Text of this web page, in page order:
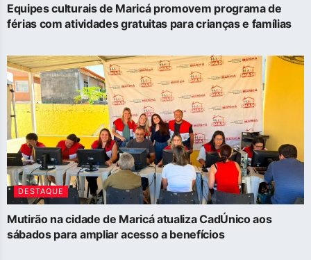
Equipes culturais de Maricá promovem programa de
férias com atividades gratuitas para crianças e famílias
DESTAQUE
Mutirão na cidade de Maricá atualiza CadÚnico aos
sábados para ampliar acesso a benefícios